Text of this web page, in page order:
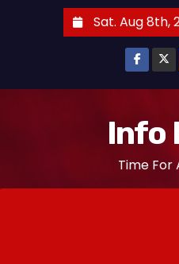
n
Sat. Aug 8th,
Info
Time For